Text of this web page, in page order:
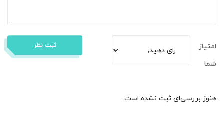
امتیاز
شما
ثبت نظر
هنوز بررسی‌ای ثبت نشده است.